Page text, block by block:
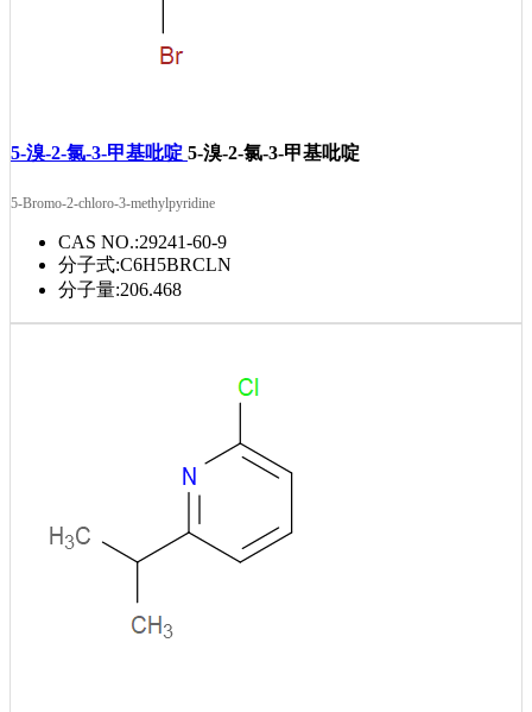
5-溴-2-氯-3-甲基吡啶 5-溴-2-氯-3-甲基吡啶
5-Bromo-2-chloro-3-methylpyridine
CAS NO.:29241-60-9
分子式:C6H5BRCLN
分子量:206.468